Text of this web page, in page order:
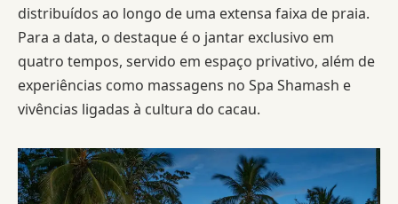
distribuídos ao longo de uma extensa faixa de praia.
Para a data, o destaque é o jantar exclusivo em
quatro tempos, servido em espaço privativo, além de
experiências como massagens no Spa Shamash e
vivências ligadas à cultura do cacau.